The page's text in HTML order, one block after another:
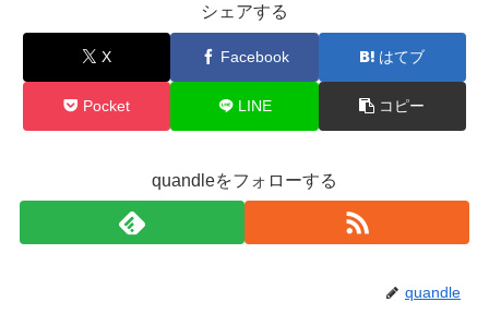
シェアする
X Facebook はてブ
Pocket LINE コピー
quandleをフォローする
quandle